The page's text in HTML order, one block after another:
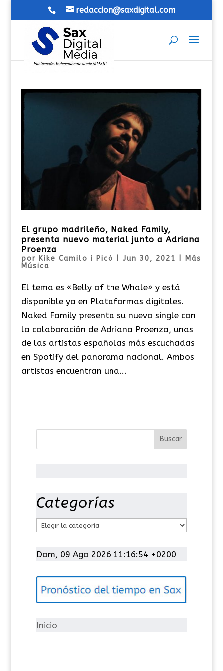
redaccion@saxdigital.com
El grupo madrileño, Naked Family,
presenta nuevo material junto a Adriana
Proenza
por Kike Camilo i Picó Jun 30, 2021
Más
Música
El tema es «Belly of the Whale» y está
disponible ya en Plataformas digitales.
Naked Family presenta su nuevo single con
la colaboración de Adriana Proenza, unas
de las artistas españolas más escuchadas
en Spotify del panorama nacional. Ambos
artistas encuentran una...
Categorías
t
g
í
Dom, 09 Ago 2026 11:16:55 +0200
Inicio